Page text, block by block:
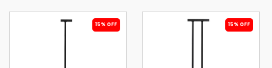
15% OFF 15% OFF